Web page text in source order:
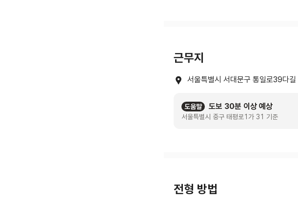
근무지
서울특별시 서대문구 통일로39다길
도움말 도보 30분 이상 예상
서울특별시 중구 태평로1가 31 기준
전형 방법